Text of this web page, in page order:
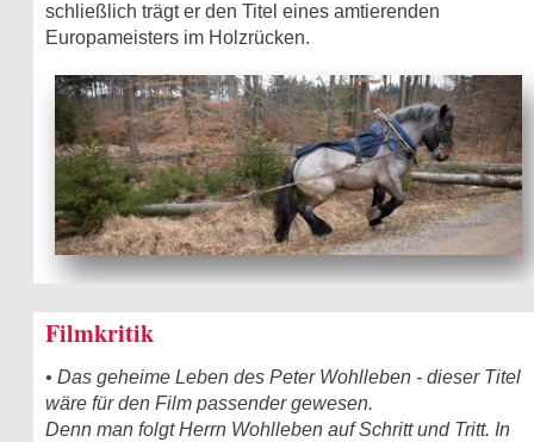
schließlich trägt er den Titel eines amtierenden
Europameisters im Holzrücken.
Filmkritik
• Das geheime Leben des Peter Wohlleben - dieser Titel
wäre für den Film passender gewesen.
Denn man folgt Herrn Wohlleben auf Schritt und Tritt. In